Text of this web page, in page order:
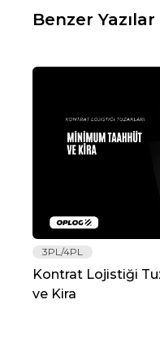
Benzer Yazılar
3PL/4PL
Kontrat Lojistiği
ve Kira